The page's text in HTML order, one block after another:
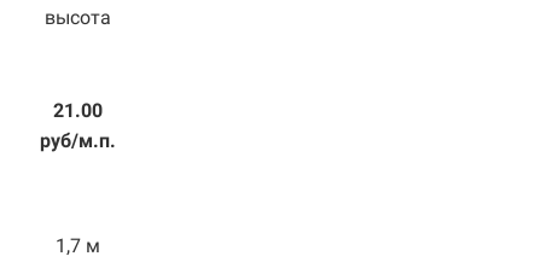
высота
21.00
руб/м.п.
1,7 м